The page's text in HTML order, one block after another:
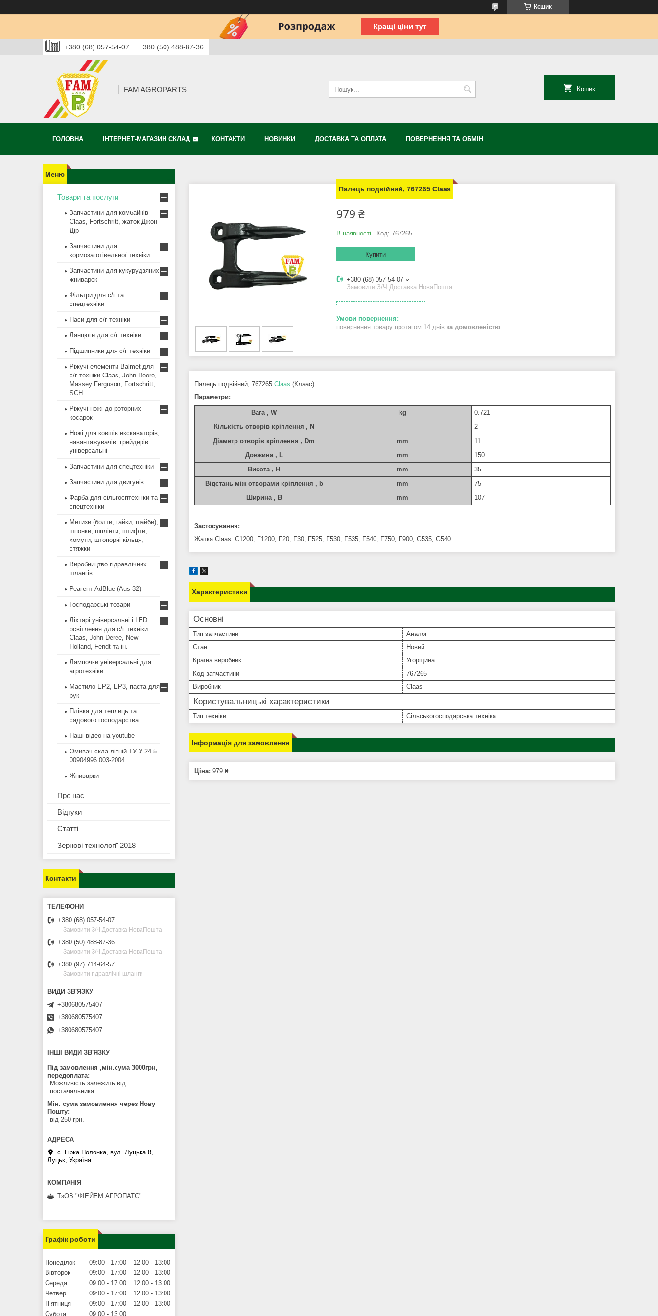
Кошик
+380 (68) 057-54-07 +380 (50) 488-87-36
FAM AGROPARTS Кошик
ГОЛОВНА ІНТЕРНЕТ-МАГАЗИН СКЛАД КОНТАКТИ НОВИНКИ ДОСТАВКА ТА ОПЛАТА ПОВЕРНЕННЯ ТА ОБМІН
Палець подвійний, 767265 Claas
979 ₴
В наявності Код: 767265
Купити
+380 (68) 057-54-07
Замовити З/Ч.Доставка НоваПошта
повернення товару протягом 14 днів за домовленістю
Палець подвійний, 767265 Claas (Клаас)
Параметри:
Вага , W kg
0.721
Кількість отворів кріплення , N
2
Діаметр отворів кріплення , Dm
mm
11
Довжина , L
mm
150
Висота , H
mm
35
Відстань між отворами кріплення , b
mm
75
Ширина , B
mm 107
Застосування:
Жатка Claas: C1200, F1200, F20, F30, F525, F530, F535, F540, F750, F900, G535, G540
Характеристики
Основні
Тип запчастини
Аналог
Стан
Новий
Країна виробник
Угорщина
Код запчастини
767265
Виробник
Claas
Користувальницькі характеристики
Тип техніки Сільськогосподарська техніка
Інформація для замовлення
Ціна: 979 ₴
Товари та послуги
Запчастини для комбайнів
Claas, Fortschritt, жаток Джон
Дір
Запчастини для
кормозаготівельної техніки
Запчастини для кукурудзяних
жниварок
Фільтри для с/г та
спецтехніки
Паси для с/г техніки
Ланцюги для с/г техніки
Підшипники для с/г техніки
Ріжучі елементи Balmet для
с/г техніки Claas, John Deere,
Massey Ferguson, Fortschritt,
SCH
Ріжучі ножі до роторних
косарок
Ножі для ковшів екскаваторів,
навантажувачів, грейдерів
універсальні
Запчастини для спецтехніки
Запчастини для двигунів
Фарба для сільгосптехніки та
спецтехніки
Метизи (болти, гайки, шайби),
шпонки, шплінти, штифти,
хомути, штопорні кільця,
стяжки
Виробництво гідравлічних
шлангів
Реагент AdBlue (Aus 32)
Господарські товари
Ліхтарі універсальні і LED
освітлення для с/г техніки
Claas, John Deree, New
Holland, Fendt та ін.
Лампочки універсальні для
агротехніки
Мастило EP2, EP3, паста для
рук
Плівка для теплиць та
садового господарства
Наші відео на youtube
Омивач скла літній ТУ У 24.5-
00904996.003-2004
Жниварки
Про нас
Відгуки
Статті
Зернові технології 2018
Контакти
+380 (68) 057-54-07
Замовити З/Ч.Доставка НоваПошта
+380 (50) 488-87-36
Замовити З/Ч.Доставка НоваПошта
+380 (97) 714-64-57
Замовити гідравлічні шланги
+380680575407
+380680575407
+380680575407
ІНШІ ВИДИ ЗВ'ЯЗКУ
Під замовлення ,мін.сума 3000грн,
передоплата
Можливість залежить від
постачальника
Мін. сума замовлення через Нову
Пошту
від 250 грн.
с. Гірка Полонка, вул. Луцька 8,
Луцьк, Україна
ТзОВ "ФІЕЙЕМ АГРОПАТС"
Графік роботи
Понеділок 09:00 17:00 12:00
13:00
Вівторок
09:00 17:00 12:00
13:00
Середа
09:00 17:00 12:00
13:00
Четвер
09:00 17:00 12:00
13:00
Пʼятниця
09:00 17:00 12:00
13:00
Субота
09:00 13:00